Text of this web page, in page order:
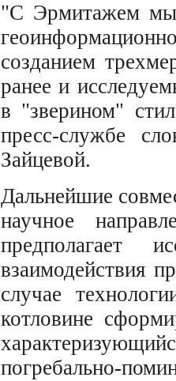
"С Эрмитажем мы
созданием
ранее и
в "зверином"
пресс-службе
Зайцевой.
Дальнейшие
научное
предполагает
взаимодействия
случае
котловине
погребально-